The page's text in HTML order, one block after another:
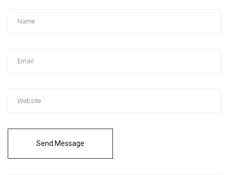
Send Message